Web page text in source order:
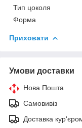
Тип цоколя
Форма
Приховати
Умови доставки
Нова Пошта
Самовивіз
Доставка